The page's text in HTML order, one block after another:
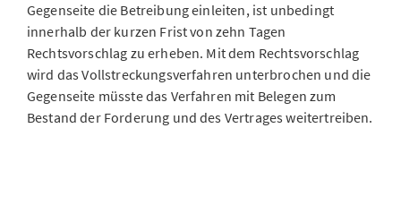
Gegenseite die Betreibung einleiten, ist unbedingt
innerhalb der kurzen Frist von zehn Tagen
Rechtsvorschlag zu erheben. Mit dem Rechtsvorschlag
wird das Vollstreckungsverfahren unterbrochen und die
Gegenseite müsste das Verfahren mit Belegen zum
Bestand der Forderung und des Vertrages weitertreiben.